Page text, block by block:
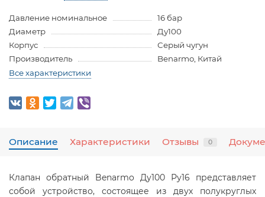
Давление номинальное
16 бар
Диаметр
Ду100
Корпус
Серый чугун
Производитель
Benarmo, Китай
Все характеристики
Описание Характеристики Отзывы 0
Клапан обратный Benarmo Ду100 Ру16 представляет
собой устройство, состоящее из двух полукруглых